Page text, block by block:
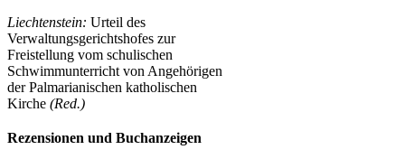
Liechtenstein: Urteil des
Verwaltungsgerichtshofes zur
Freistellung vom schulischen
Schwimmunterricht von Angehörigen
der Palmarianischen katholischen
Kirche (Red.)
Rezensionen und Buchanzeigen